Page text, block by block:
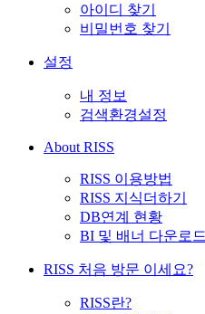
아이디 찾기
비밀번호 찾기
설정
내 정보
검색환경설정
About RISS
RISS 이용방법
RISS 지식더하기
DB연계 현황
BI 및 배너 다운로드
RISS 처음 방문 이세요?
RISS란?